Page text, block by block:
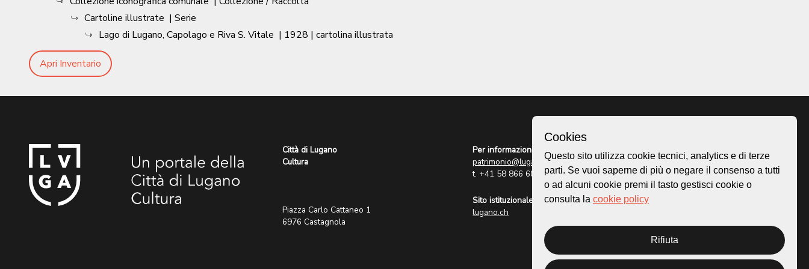
Cartoline illustrate | Serie
Lago di Lugano, Capolago e Riva S. Vitale | 1928 | cartolina illustrata
Apri Inventario
Città di Lugano
Cultura
Piazza Carlo Cattaneo 1
6976 Castagnola
Per informazioni:
patrimonio@lugano.ch
t. +41 58 866 68 50
Sito istituzionale:
lugano.ch
Homepage
Mappa
Storie
Cookies
Questo sito utilizza cookie tecnici, analytics e di terze
parti. Se vuoi saperne di più o negare il consenso a tutti
o ad alcuni cookie premi il tasto gestisci cookie o
consulta la cookie policy
Rifiuta